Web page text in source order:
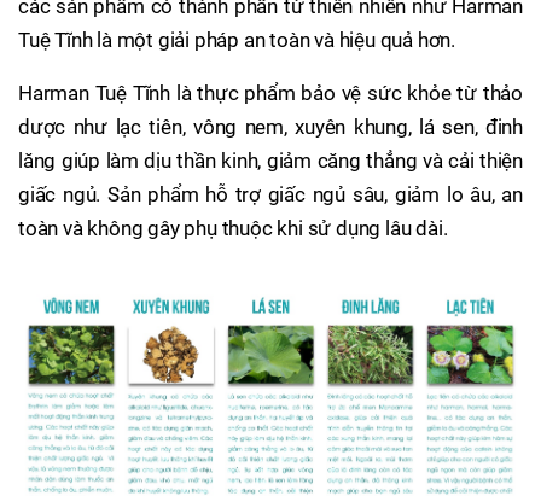
các sản phẩm có thành phần từ thiên nhiên như Harman
Tuệ Tĩnh là một giải pháp an toàn và hiệu quả hơn.
Harman Tuệ Tĩnh là thực phẩm bảo vệ sức khỏe từ thảo
dược như lạc tiên, vông nem, xuyên khung, lá sen, đinh
lăng giúp làm dịu thần kinh, giảm căng thẳng và cải thiện
giấc ngủ. Sản phẩm hỗ trợ giấc ngủ sâu, giảm lo âu, an
toàn và không gây phụ thuộc khi sử dụng lâu dài.